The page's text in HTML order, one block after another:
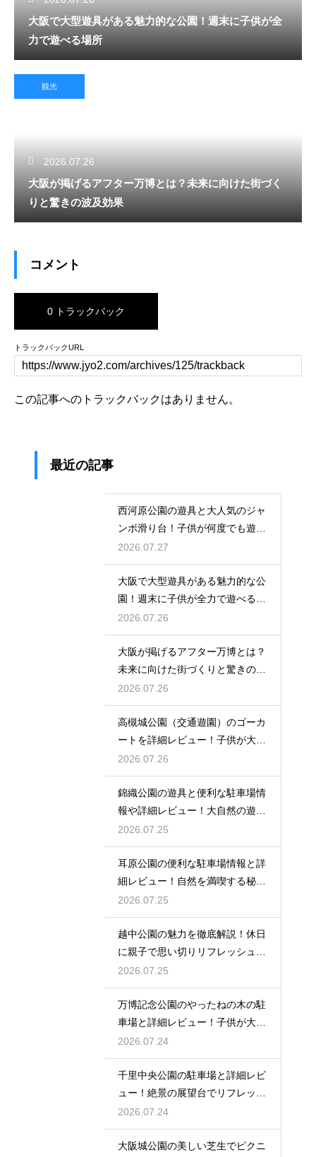
大阪で大型遊具がある魅力的な公園！週末に子供が全
力で遊べる場所
観光
2026.07.26
大阪が掲げるアフター万博とは？未来に向けた街づく
りと驚きの波及効果
コメント
0 トラックバック
トラックバックURL
この記事へのトラックバックはありません。
最近の記事
西河原公園の遊具と大人気のジャ
ンボ滑り台！子供が何度でも遊ぶ
穴場
2026.07.27
大阪で大型遊具がある魅力的な公
園！週末に子供が全力で遊べる場
所
2026.07.26
大阪が掲げるアフター万博とは？
未来に向けた街づくりと驚きの波
及効果
2026.07.26
高槻城公園（交通遊園）のゴーカ
ートを詳細レビュー！子供が大喜
び
2026.07.26
錦織公園の遊具と便利な駐車場情
報や詳細レビュー！大自然の遊び
場
2026.07.25
耳原公園の便利な駐車場情報と詳
細レビュー！自然を満喫する秘訣
を
2026.07.25
越中公園の魅力を徹底解説！休日
に親子で思い切りリフレッシュす
る
2026.07.25
万博記念公園のやったねの木の駐
車場と詳細レビュー！子供が大歓
喜
2026.07.24
千里中央公園の駐車場と詳細レビ
ュー！絶景の展望台でリフレッシ
ュ
2026.07.24
大阪城公園の美しい芝生でピクニ